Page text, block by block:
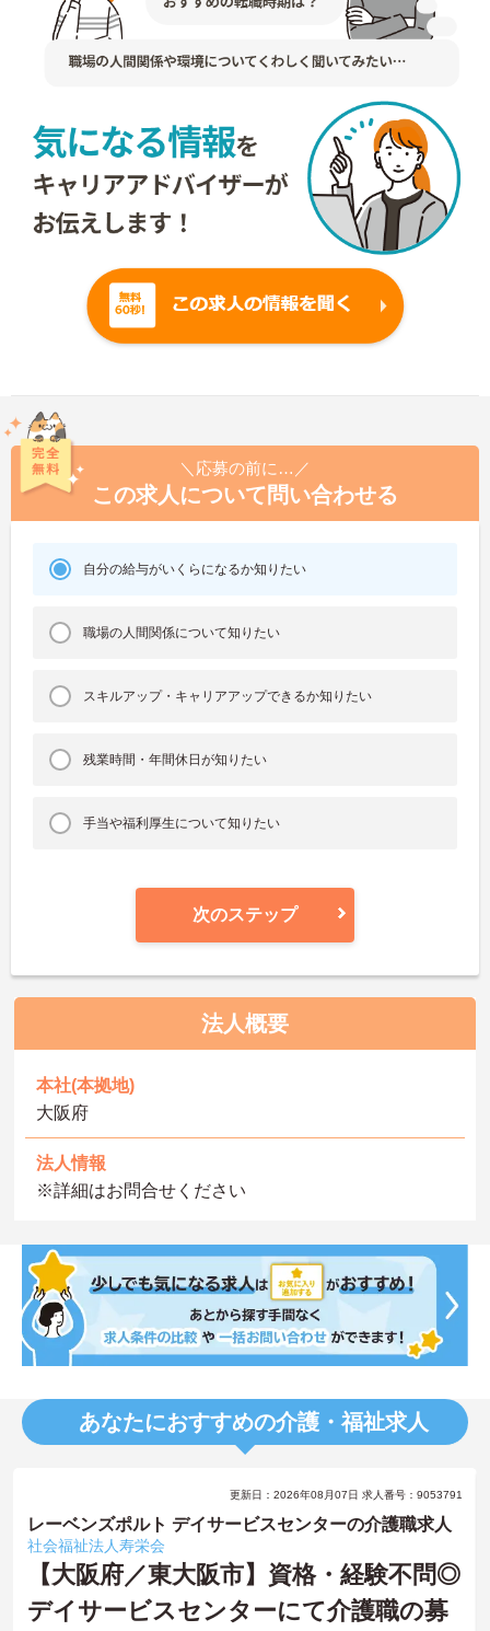
＼応募の前に…／
この求人について問い合わせる
自分の給与がいくらになるか知りたい
職場の人間関係について知りたい
スキルアップ・キャリアアップできるか知りたい
残業時間・年間休日が知りたい
手当や福利厚生について知りたい
次のステップ
法人概要
本社(本拠地)
大阪府
法人情報
※詳細はお問合せください
あなたにおすすめの介護・福祉求人
更新日：2026年08月07日 求人番号：9053791
レーベンズポルト デイサービスセンターの介護職求人
社会福祉法人寿栄会
【大阪府／東大阪市】資格・経験不問◎
デイサービスセンターにて介護職の募